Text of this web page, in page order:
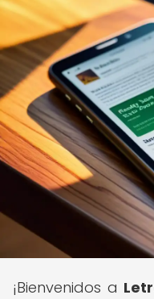
¡Bienvenidos a